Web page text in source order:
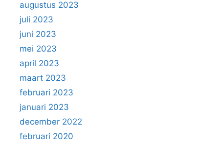
augustus 2023
juli 2023
juni 2023
mei 2023
april 2023
maart 2023
februari 2023
januari 2023
december 2022
februari 2020